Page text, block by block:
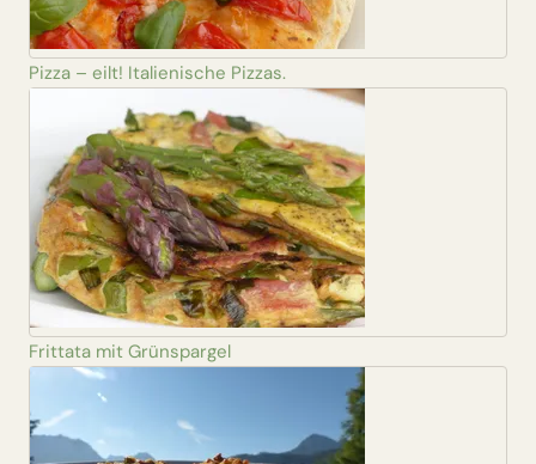
Pizza – eilt! Italienische Pizzas.
Frittata mit Grünspargel